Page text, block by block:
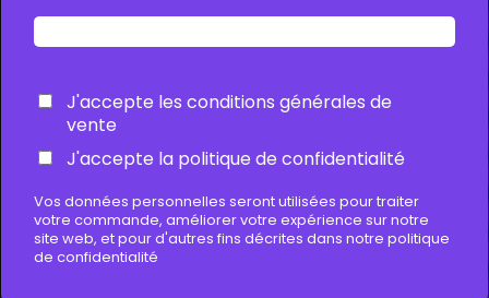
J'accepte les conditions générales de
vente
J'accepte la politique de confidentialité
Vos données personnelles seront utilisées pour traiter
votre commande, améliorer votre expérience sur notre
site web, et pour d'autres fins décrites dans notre politique
de confidentialité